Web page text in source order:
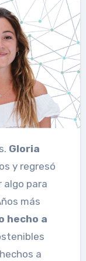
Gloria
y regresó
algo para
más
hecho a
a